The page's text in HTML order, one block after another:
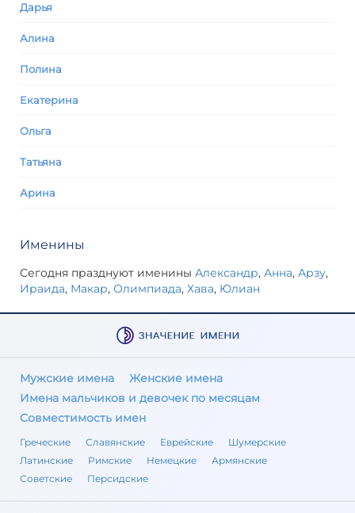
Дарья
Алина
Полина
Екатерина
Ольга
Татьяна
Арина
Именины
Сегодня празднуют именины Александр, Анна, Арзу,
Ираида, Макар, Олимпиада, Хава, Юлиан
Мужские имена
Женские имена
Имена мальчиков и девочек по месяцам
Совместимость имен
Греческие Славянские Еврейские
Шумерские
Латинские
Римские Немецкие
Армянские
Советские
Персидские